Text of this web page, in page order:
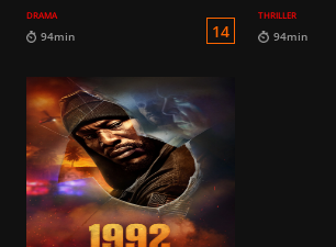
94min
DRAMA THRILLER